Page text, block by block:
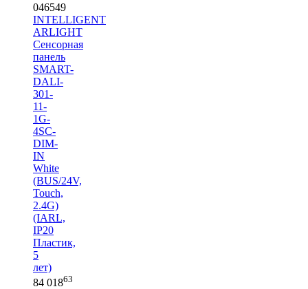
046549
INTELLIGENT
ARLIGHT
Сенсорная
панель
SMART-
DALI-
301-
11-
1G-
4SC-
DIM-
IN
White
(BUS/24V,
Touch,
2.4G)
(IARL,
IP20
Пластик,
5
лет)
84 01863